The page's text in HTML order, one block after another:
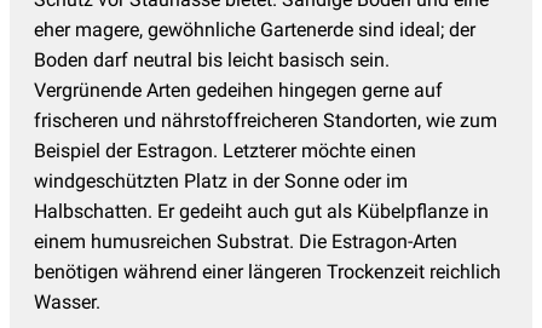
eher magere, gewöhnliche Gartenerde sind ideal; der
Boden darf neutral bis leicht basisch sein.
Vergrünende Arten gedeihen hingegen gerne auf
frischeren und nährstoffreicheren Standorten, wie zum
Beispiel der Estragon. Letzterer möchte einen
windgeschützten Platz in der Sonne oder im
Halbschatten. Er gedeiht auch gut als Kübelpflanze in
einem humusreichen Substrat. Die Estragon-Arten
benötigen während einer längeren Trockenzeit reichlich
Wasser.